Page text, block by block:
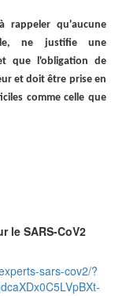
rappeler qu'aucune
ne justifie une
que l'obligation de
et doit être prise en
comme celle que
le SARS-CoV2
sars-cov2/?